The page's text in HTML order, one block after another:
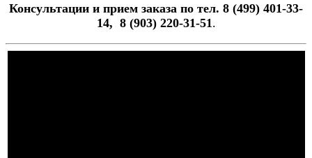
Консультации и прием заказа по тел. 8 (499) 401-33-
14, 8 (903) 220-31-51 .